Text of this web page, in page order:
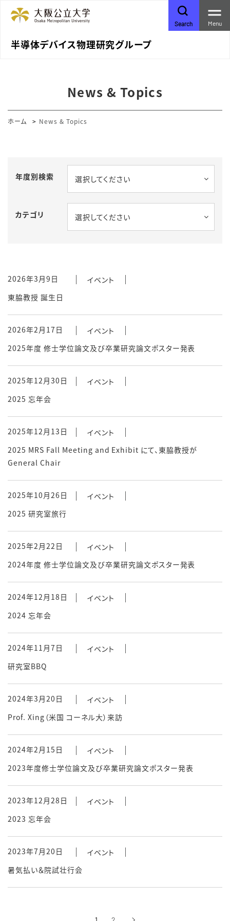
半導体デバイス物理研究グループ
Search Menu
News & Topics
ホーム News & Topics
年度別検索 選択してください
カテゴリ 選択してください
2026年3月9日
イベント
東脇教授 誕生日
2026年2月17日
イベント
2025年度 修士学位論文及び卒業研究論文ポスター発表
2025年12月30日
イベント
2025 忘年会
2025年12月13日
イベント
2025 MRS Fall Meeting and Exhibit にて、東脇教授が
General Chair
2025年10月26日
イベント
2025 研究室旅行
2025年2月22日
イベント
2024年度 修士学位論文及び卒業研究論文ポスター発表
2024年12月18日
イベント
2024 忘年会
2024年11月7日
イベント
研究室BBQ
2024年3月20日
イベント
Prof. Xing（米国 コーネル大）来訪
2024年2月15日
イベント
2023年度修士学位論文及び卒業研究論文ポスター発表
2023年12月28日
イベント
2023 忘年会
2023年7月20日
イベント
暑気払い＆院試壮行会